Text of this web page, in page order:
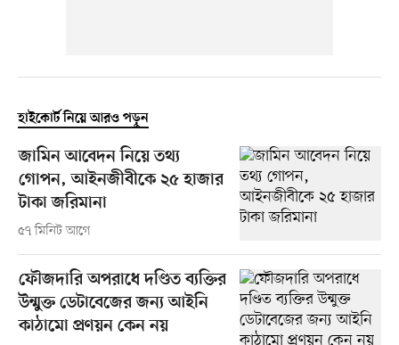
হাইকোর্ট নিয়ে আরও পড়ুন
জামিন আবেদন নিয়ে তথ্য
গোপন, আইনজীবীকে ২৫ হাজার
টাকা জরিমানা
৫৭ মিনিট আগে
ফৌজদারি অপরাধে দণ্ডিত ব্যক্তির
উন্মুক্ত ডেটাবেজের জন্য আইনি
কাঠামো প্রণয়ন কেন নয়